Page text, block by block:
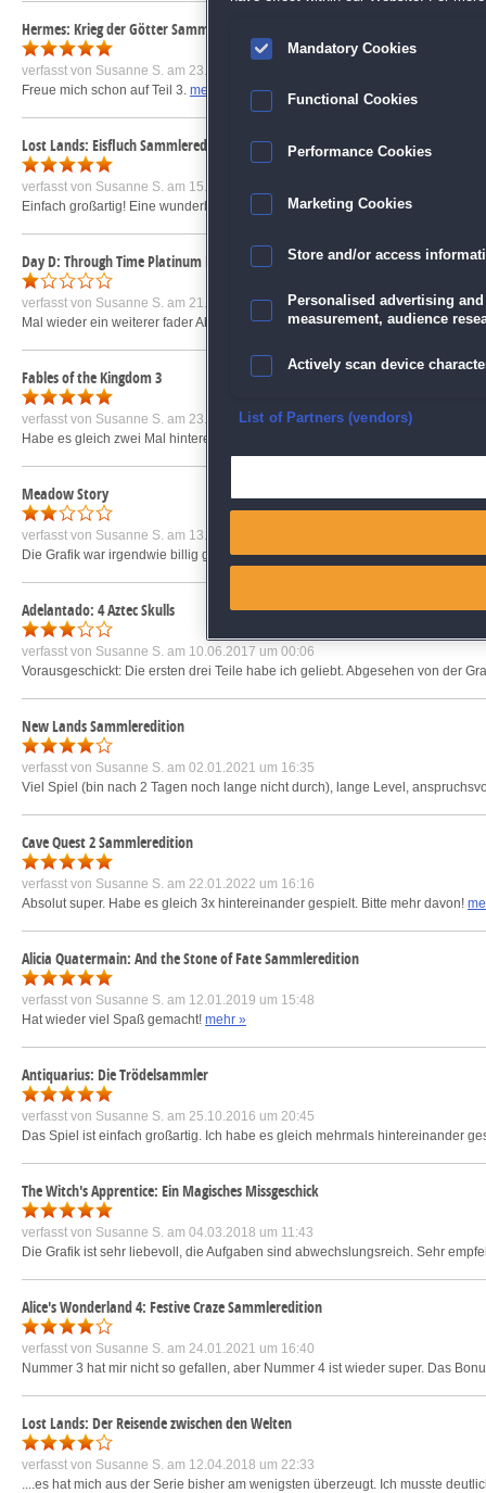
Hermes: Krieg der Götter Sammleredition
verfasst von Susanne S. am 23.02.2020 um 20:33
Freue mich schon auf Teil 3. mehr »
Lost Lands: Eisfluch Sammleredition
verfasst von Susanne S. am 15.04.2018 um 00:34
Einfach großartig! Eine wunderbare Fortsetzung, die wieder gelungen auf
Day D: Through Time Platinum Edition
verfasst von Susanne S. am 21.01.2019 um 23:56
Mal wieder ein weiterer fader Abklatsch von Gnome's Garden. Nur ist
Fables of the Kingdom 3
verfasst von Susanne S. am 23.12.2019 um 13:13
Habe es gleich zwei Mal hintereinander gespielt. Manche Münzen waren so
Meadow Story
verfasst von Susanne S. am 13.07.2019 um 15:58
Die Grafik war irgendwie billig gemacht und den Spielverlauf fand ich
Adelantado: 4 Aztec Skulls
verfasst von Susanne S. am 10.06.2017 um 00:06
Vorausgeschickt: Die ersten drei Teile habe ich geliebt. Abgesehen von der
New Lands Sammleredition
verfasst von Susanne S. am 02.01.2021 um 16:35
Viel Spiel (bin nach 2 Tagen noch lange nicht durch), lange Level,
Cave Quest 2 Sammleredition
verfasst von Susanne S. am 22.01.2022 um 16:16
Absolut super. Habe es gleich 3x hintereinander gespielt. Bitte mehr davon!
Alicia Quatermain: And the Stone of Fate Sammleredition
verfasst von Susanne S. am 12.01.2019 um 15:48
Hat wieder viel Spaß gemacht! mehr »
Antiquarius: Die Trödelsammler
verfasst von Susanne S. am 25.10.2016 um 20:45
Das Spiel ist einfach großartig. Ich habe es gleich mehrmals hintereinander
The Witch's Apprentice: Ein Magisches Missgeschick
verfasst von Susanne S. am 04.03.2018 um 11:43
Die Grafik ist sehr liebevoll, die Aufgaben sind abwechslungsreich. Sehr
Alice's Wonderland 4: Festive Craze Sammleredition
verfasst von Susanne S. am 24.01.2021 um 16:40
Nummer 3 hat mir nicht so gefallen, aber Nummer 4 ist wieder super. Das
Lost Lands: Der Reisende zwischen den Welten
verfasst von Susanne S. am 12.04.2018 um 22:33
....es hat mich aus der Serie bisher am wenigsten überzeugt. Ich musste
Mandatory Cookies
Functional Cookies
Performance Cookies
Marketing Cookies
Store and/or access
Personalised advertising
measurement, audience
Actively scan device
Ensure security, prevent
Save and communicate
List of Partners (vendors)